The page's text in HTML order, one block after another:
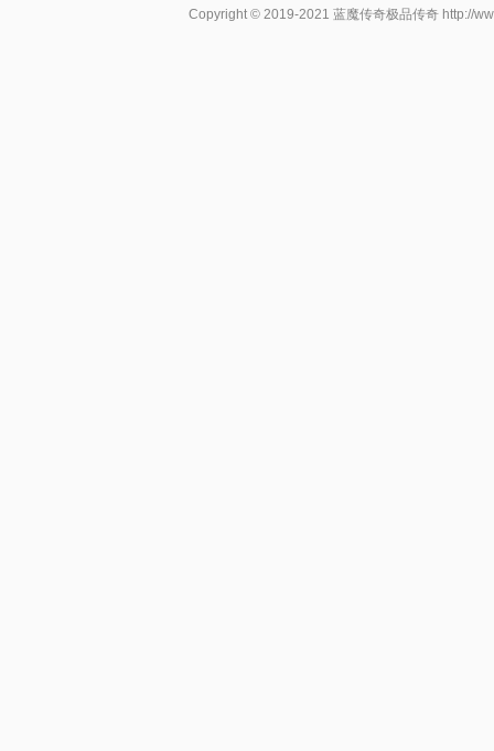
Copyright © 2019-2021 蓝魔传奇极品传奇 http://